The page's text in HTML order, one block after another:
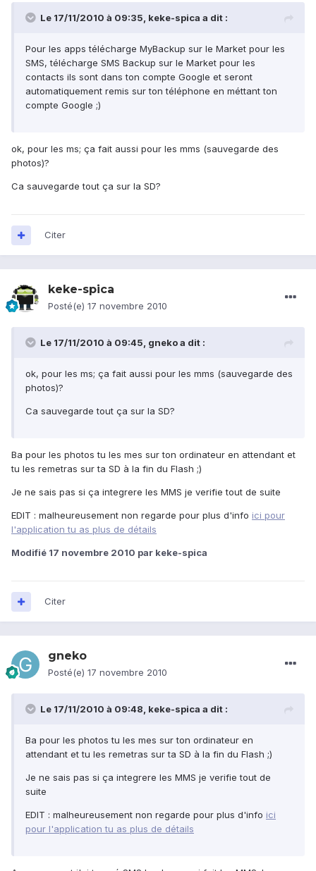
Le 17/11/2010 à 09:35, keke-spica a dit :
Pour les apps télécharge MyBackup sur le Market pour les
SMS, télécharge SMS Backup sur le Market pour les
contacts ils sont dans ton compte Google et seront
automatiquement remis sur ton téléphone en méttant ton
compte Google ;)
ok, pour les ms; ça fait aussi pour les mms (sauvegarde des
photos)?
Ca sauvegarde tout ça sur la SD?
Citer
keke-spica
Posté(e) 17 novembre 2010
Le 17/11/2010 à 09:45, gneko a dit :
ok, pour les ms; ça fait aussi pour les mms (sauvegarde des
photos)?
Ca sauvegarde tout ça sur la SD?
Ba pour les photos tu les mes sur ton ordinateur en attendant et
tu les remetras sur ta SD à la fin du Flash ;)
Je ne sais pas si ça integrere les MMS je verifie tout de suite
EDIT : malheureusement non regarde pour plus d'info ici pour
l'application tu as plus de détails
Modifié 17 novembre 2010 par keke-spica
Citer
gneko
Posté(e) 17 novembre 2010
Le 17/11/2010 à 09:48, keke-spica a dit :
Ba pour les photos tu les mes sur ton ordinateur en
attendant et tu les remetras sur ta SD à la fin du Flash ;)
Je ne sais pas si ça integrere les MMS je verifie tout de
suite
EDIT : malheureusement non regarde pour plus d'info ici
pour l'application tu as plus de détails